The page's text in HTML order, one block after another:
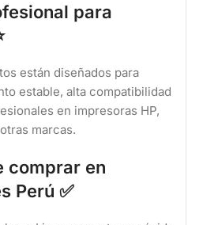
para
están diseñados para
estable, alta compatibilidad
en impresoras HP,
marcas.
comprar en
Perú ✅